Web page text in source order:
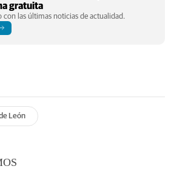
gratuita
con las últimas noticias de actualidad.
León